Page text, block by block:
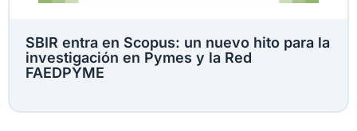
SBIR entra en Scopus: un nuevo hito para la
investigación en Pymes y la Red
FAEDPYME